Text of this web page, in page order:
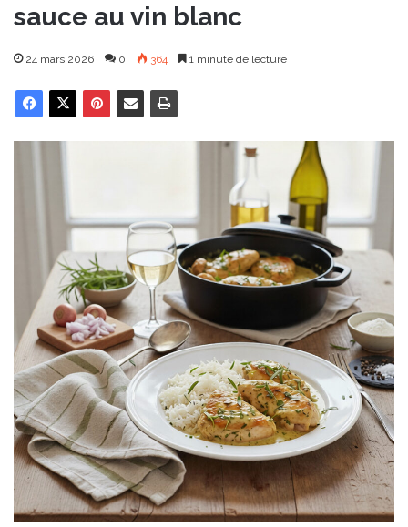
sauce au vin blanc
24 mars 2026 0 364 1 minute de lecture